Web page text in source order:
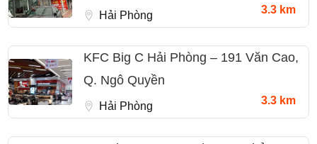
Hải Phòng 3.3 km
KFC Big C Hải Phòng – 191 Văn Cao,
Q. Ngô Quyền
Hải Phòng 3.3 km